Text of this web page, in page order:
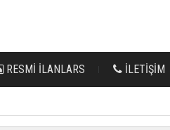
RESMİ İLANLARS İLETİŞİM